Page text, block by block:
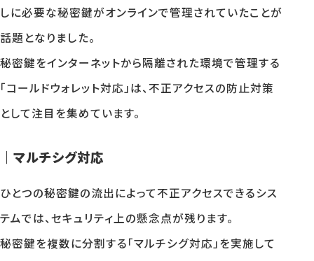
しに必要な秘密鍵がオンラインで管理されていたことが
話題となりました。
秘密鍵をインターネットから隔離された環境で管理する
「コールドウォレット対応」は、不正アクセスの防止対策
として注目を集めています。
｜マルチシグ対応
ひとつの秘密鍵の流出によって不正アクセスできるシス
テムでは、セキュリティ上の懸念点が残ります。
秘密鍵を複数に分割する「マルチシグ対応」を実施して